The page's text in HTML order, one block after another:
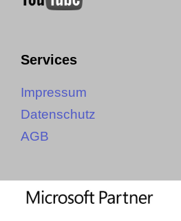
Services
Impressum
Datenschutz
AGB